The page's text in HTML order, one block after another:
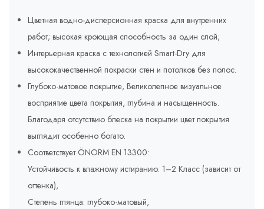
Цветная водно-дисперсионная краска для внутренних
работ; высокая кроющая способность за один слой;
Интерьерная краска с технологией Smart-Dry для
высококачественной покраски стен и потолков без полос.
Глубоко-матовое покрытие, Великолепное визуальное
восприятие цвета покрытия, глубина и насыщенность.
Благодаря отсутствию блеска на покрытии цвет покрытия
выглядит особенно богато.
Соответствует ÖNORM EN 13300:
Устойчивость к влажному истиранию: 1–2 Класс (зависит от
оттенка),
Степень глянца: глубоко-матовый,